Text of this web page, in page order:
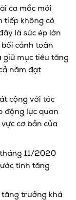
ca mắc mới
tiếp không có
là sức ép lớn
cảnh toàn
giữ mục tiêu tăng
năm đạt
cộng với tác
động lực quan
cơ bản của
11/2020
tính tăng
trưởng khá